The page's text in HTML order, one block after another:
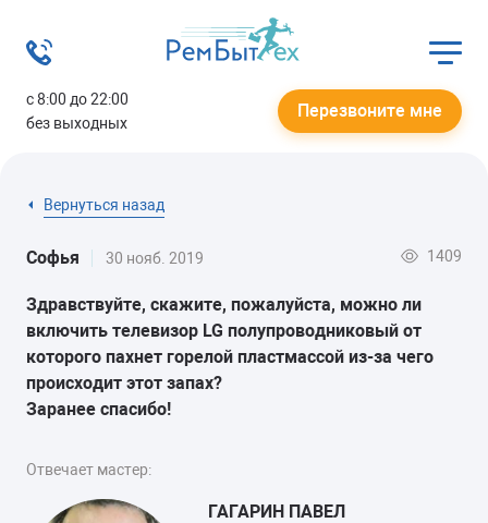
с 8:00 до 22:00
без выходных
Перезвоните мне
Вернуться назад
Софья 30 нояб. 2019 1409
Здравствуйте, скажите, пожалуйста, можно ли
включить телевизор LG полупроводниковый от
которого пахнет горелой пластмассой из-за чего
происходит этот запах?
Заранее спасибо!
Отвечает мастер:
ГАГАРИН ПАВЕЛ